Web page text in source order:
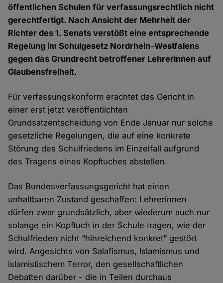
öffentlichen Schulen für verfassungsrechtlich nicht
gerechtfertigt. Nach Ansicht der Mehrheit der
Richter des 1. Senats verstößt eine entsprechende
Regelung im Schulgesetz Nordrhein-Westfalens
gegen das Grundrecht betroffener Lehrerinnen auf
Glaubensfreiheit.
Für verfassungskonform erachtet das Gericht in
einer erst jetzt veröffentlichten
Grundsatzentscheidung von Ende Januar nur solche
gesetzliche Regelungen, die auf eine konkrete
Störung des Schulfriedens im Einzelfall aufgrund
des Tragens eines Kopftuches abstellen.
Das Bundesverfassungsgericht hat einen
unhaltbaren Zustand geschaffen: Lehrerinnen
dürfen zwar grundsätzlich, aber wiederum auch nur
solange ein Kopftuch in der Schule tragen, wie der
Schulfrieden nicht “hinreichend konkret” gestört
wird. Angesichts von Salafismus, Islamismus und
islamistischem Terror, den gesellschaftlichen
Debatten darüber - die in Teilen durchaus